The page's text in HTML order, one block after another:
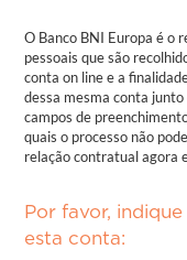
O Banco BNI Europa é o
pessoais que são
conta on line e a
dessa mesma conta
campos de
quais o processo não
relação contratual agora
Por favor,
esta conta: